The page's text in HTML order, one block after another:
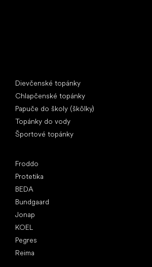
Dievčenské topánky
Chlapčenské topánky
Papuče do školy (škôlky)
Topánky do vody
Športové topánky
Froddo
Protetika
BEDA
Bundgaard
Jonap
KOEL
Pegres
Reima